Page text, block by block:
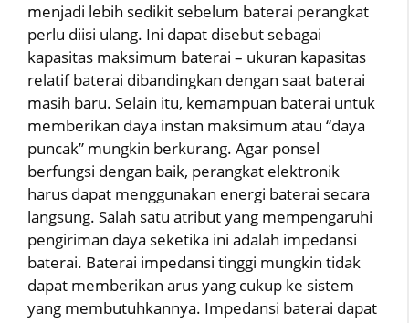
menjadi lebih sedikit sebelum baterai perangkat
perlu diisi ulang. Ini dapat disebut sebagai
kapasitas maksimum baterai – ukuran kapasitas
relatif baterai dibandingkan dengan saat baterai
masih baru. Selain itu, kemampuan baterai untuk
memberikan daya instan maksimum atau “daya
puncak” mungkin berkurang. Agar ponsel
berfungsi dengan baik, perangkat elektronik
harus dapat menggunakan energi baterai secara
langsung. Salah satu atribut yang mempengaruhi
pengiriman daya seketika ini adalah impedansi
baterai. Baterai impedansi tinggi mungkin tidak
dapat memberikan arus yang cukup ke sistem
yang membutuhkannya. Impedansi baterai dapat